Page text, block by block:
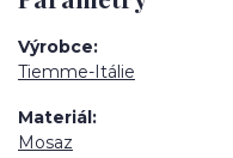
Výrobce
Tiemme-Itálie
Materiál
Mosaz